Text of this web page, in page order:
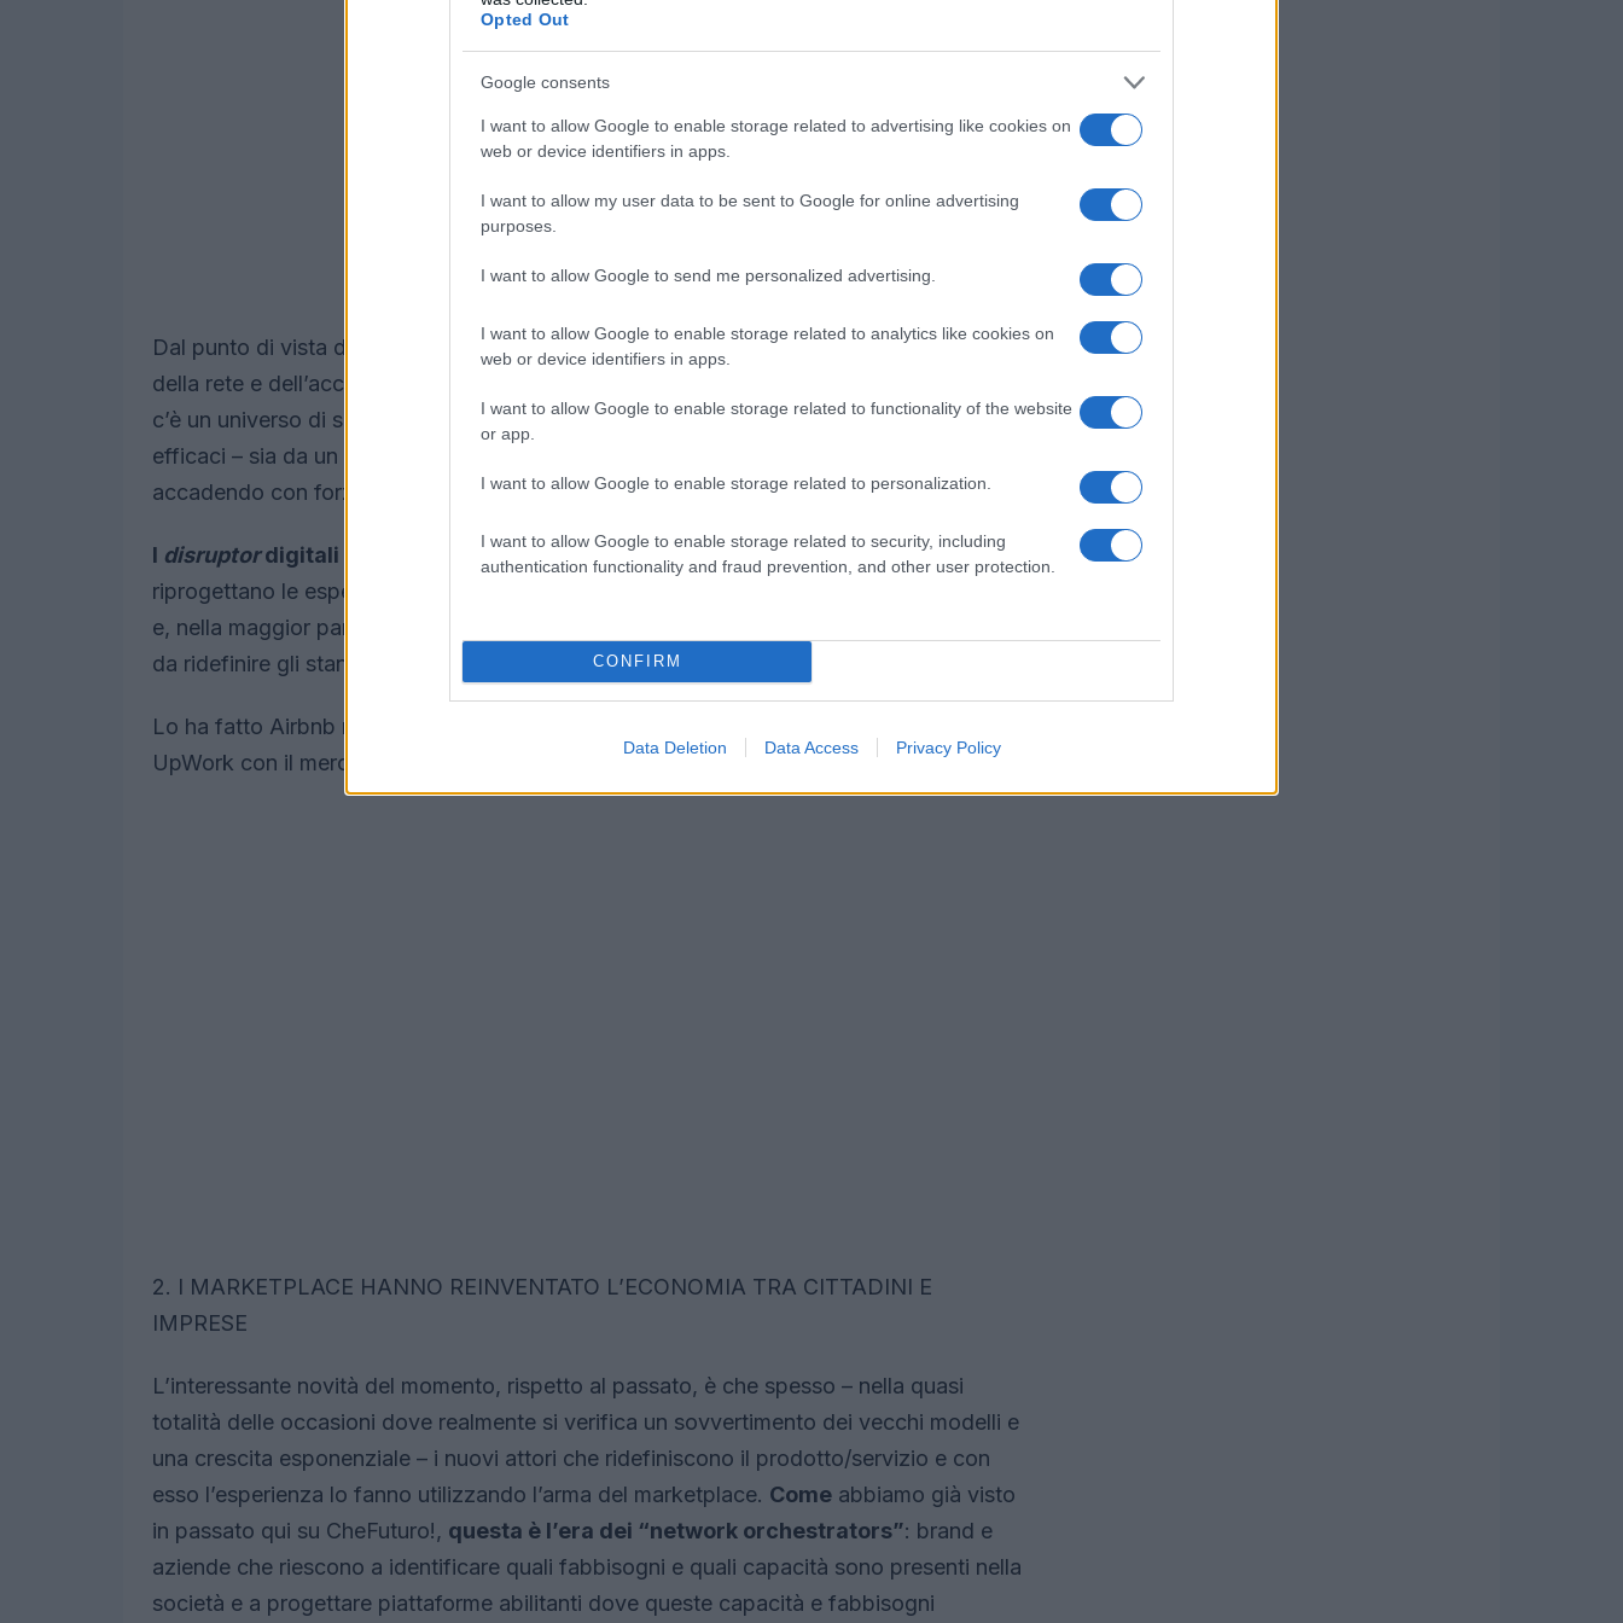
Opted Out
Google consents
I want to allow Google to enable storage related to advertising like cookies on
web or device identifiers in apps.
I want to allow my user data to be sent to Google for online advertising
purposes.
I want to allow Google to send me personalized advertising.
I want to allow Google to enable storage related to analytics like cookies on
web or device identifiers in apps.
I want to allow Google to enable storage related to functionality of the website
or app.
I want to allow Google to enable storage related to personalization.
I want to allow Google to enable storage related to security, including
authentication functionality and fraud prevention, and other user protection.
CONFIRM
Data Deletion Data Access Privacy Policy
Dal punto di vista della domanda l’opportunità è piuttosto chiara: con la pervasività
della rete e dell’accesso in mobilità il mondo non ha più spazio
c’è un universo di servizi da migliorare, rendere più accessibili, più smart, più efficienti e
efficaci – sia da un punto di vista generale che puramente economico – e questo sta
accadendo con forza.
I disruptordigitali identificano nicchie di inefficienza, ne comprendono il valore, ne
riprogettano le esperienze
e, nella maggior parte delle industrie, arrivano a crescere così velocemente e così tanto
da ridefinire gli standard.
Lo ha fatto Airbnb nel viaggiare e nell’ospitalità, Uber nel trasporto urbano ma anche
UpWork con il mercato del
free lance nell’economia della conoscenza.
2. I MARKETPLACE HANNO REINVENTATO L’ECONOMIA TRA CITTADINI E
IMPRESE
L’interessante novità del momento, rispetto al passato, è che spesso – nella quasi
totalità delle occasioni dove realmente si verifica un sovvertimento dei vecchi modelli e
una crescita esponenziale – i nuovi attori che ridefiniscono il prodotto/servizio e con
esso l’esperienza lo fanno utilizzando l’arma del marketplace. Come abbiamo già visto
in passato qui su CheFuturo!, questa è l’era dei “network orchestrators”: brand e
aziende che riescono a identificare quali fabbisogni e quali capacità sono presenti nella
società e a progettare piattaforme abilitanti dove queste capacità e fabbisogni